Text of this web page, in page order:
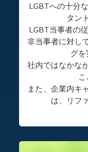
LGBTへの十分
タン
LGBT当事者の
非当事者に対し
グを
社内ではなかな
また、企業内キ
は、リフ